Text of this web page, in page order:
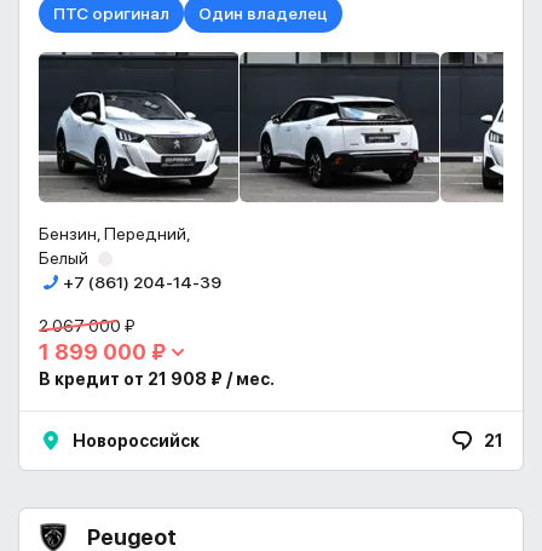
ПТС оригинал Один владелец
Бензин, Передний,
Белый
+7 (861) 204-14-39
2 067 000 ₽
1 899 000 ₽
В кредит от 21 908 ₽ / мес.
Новороссийск 21
Peugeot